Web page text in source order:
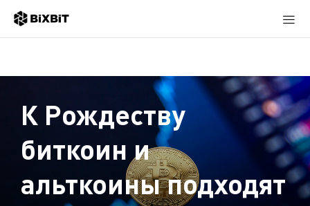
К Рождеству
биткоин и
альткоины подходят